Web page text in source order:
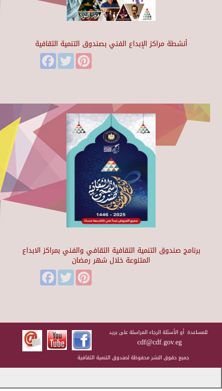
أنشطة مراكز الإبداع الفني بصندوق التنمية الثقافية
FacebookTwitter
برنامج صندوق التنمية الثقافية الثقافي والفني بمراكز الابداع
المتنوعة خلال شهر رمضان
FacebookTwitter
للمساعدة أو الأسئلة الرجاء المراسلة على بريد
cdf@cdf.gov.eg
جميع حقوق النشر محفوظة لصندوق التنمية الثقافية